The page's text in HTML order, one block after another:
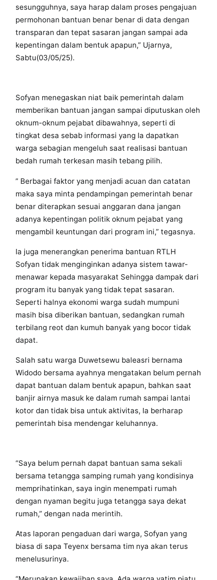
sesungguhnya, saya harap dalam proses pengajuan
permohonan bantuan benar benar di data dengan
transparan dan tepat sasaran jangan sampai ada
kepentingan dalam bentuk apapun,” Ujarnya,
Sabtu(03/05/25).
Sofyan menegaskan niat baik pemerintah dalam
memberikan bantuan jangan sampai diputuskan oleh
oknum-oknum pejabat dibawahnya, seperti di
tingkat desa sebab informasi yang Ia dapatkan
warga sebagian mengeluh saat realisasi bantuan
bedah rumah terkesan masih tebang pilih.
” Berbagai faktor yang menjadi acuan dan catatan
maka saya minta pendampingan pemerintah benar
benar diterapkan sesuai anggaran dana jangan
adanya kepentingan politik oknum pejabat yang
mengambil keuntungan dari program ini,” tegasnya.
Ia juga menerangkan penerima bantuan RTLH
Sofyan tidak menginginkan adanya sistem tawar-
menawar kepada masyarakat Sehingga dampak dari
program itu banyak yang tidak tepat sasaran.
Seperti halnya ekonomi warga sudah mumpuni
masih bisa diberikan bantuan, sedangkan rumah
terbilang reot dan kumuh banyak yang bocor tidak
dapat.
Salah satu warga Duwetsewu baleasri bernama
Widodo bersama ayahnya mengatakan belum pernah
dapat bantuan dalam bentuk apapun, bahkan saat
banjir airnya masuk ke dalam rumah sampai lantai
kotor dan tidak bisa untuk aktivitas, Ia berharap
pemerintah bisa mendengar keluhannya.
“Saya belum pernah dapat bantuan sama sekali
bersama tetangga samping rumah yang kondisinya
memprihatinkan, saya ingin menempati rumah
dengan nyaman begitu juga tetangga saya dekat
rumah,” dengan nada merintih.
Atas laporan pengaduan dari warga, Sofyan yang
biasa di sapa Teyenx bersama tim nya akan terus
menelusurinya.